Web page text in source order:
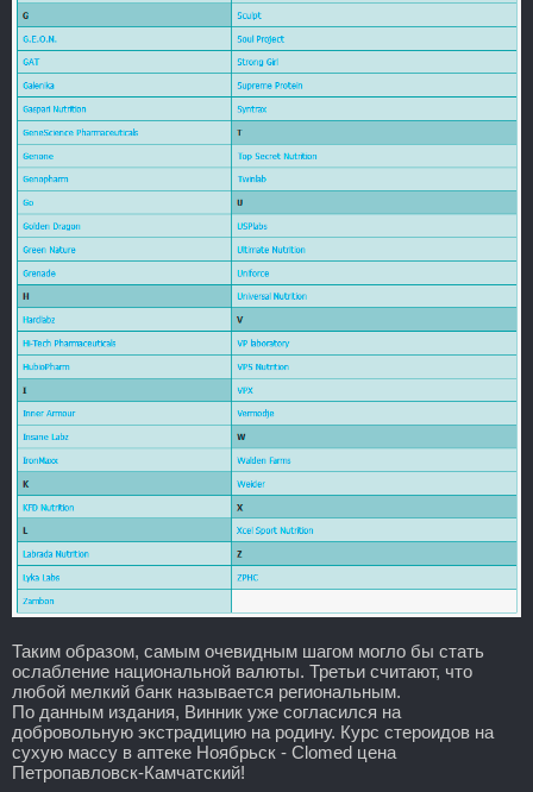
Таким образом, самым очевидным шагом могло бы стать
ослабление национальной валюты. Третьи считают, что
любой мелкий банк называется региональным.
По данным издания, Винник уже согласился на
добровольную экстрадицию на родину. Курс стероидов на
сухую массу в аптеке Ноябрьск - Clomed цена
Петропавловск-Камчатский!